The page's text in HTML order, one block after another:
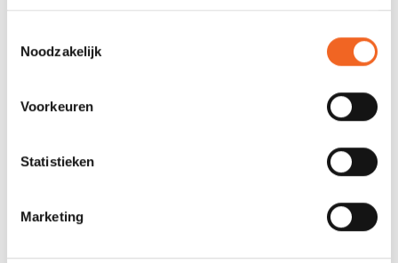
Noodzakelijk
Voorkeuren
Statistieken
Marketing
GERELATEERDE PRODUCTEN